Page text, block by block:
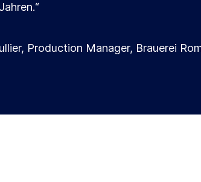
Production Manager, Brauerei